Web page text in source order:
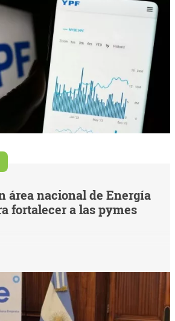
área nacional de Energía
fortalecer a las pymes